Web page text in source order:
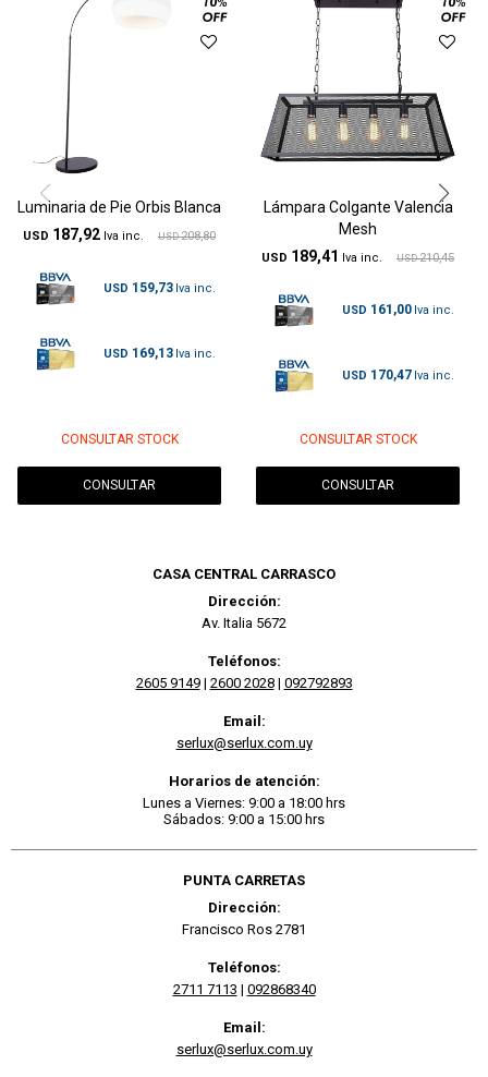
Luminaria de Pie Orbis Blanca
USD 187,92 USD 208,80
USD 159,73
USD 169,13
CONSULTAR STOCK
CONSULTAR
Lámpara Colgante Valencia
Mesh
USD 189,41 USD 210,45
USD 161,00
USD 170,47
CONSULTAR STOCK
CONSULTAR
CASA CENTRAL CARRASCO
Dirección:
Av. Italia 5672
Teléfonos:
2605 9149| 2600 2028| 092792893
Email:
serlux@serlux.com.uy
Horarios de atención:
Lunes a Viernes: 9:00 a 18:00 hrs
Sábados: 9:00 a 15:00 hrs
PUNTA CARRETAS
Dirección:
Francisco Ros 2781
Teléfonos:
2711 7113 | 092868340
Email:
serlux@serlux.com.uy